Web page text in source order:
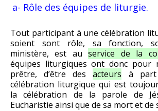
a- Rôle des équipes de liturgie.
Tout participant à une célébration
soient sont rôle, sa fonction,
ministère, est auservice de la
équipes liturgiques ont donc pour
prêtre, d’être desacteurs à
célébration liturgique qui est
la célébration de la parole de
Eucharistie ainsi que de sa mort et de